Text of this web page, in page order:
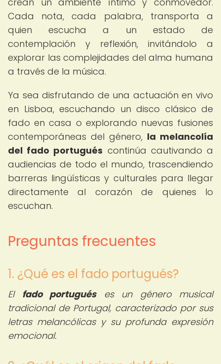
Cada nota, cada palabra, transporta a
quien escucha a un estado de
contemplación y reflexión, invitándolo a
explorar las complejidades del alma humana
a través de la música.
Ya sea disfrutando de una actuación en vivo
en Lisboa, escuchando un disco clásico de
fado en casa o explorando nuevas fusiones
contemporáneas del género, la melancolía
del fado portugués continúa cautivando a
audiencias de todo el mundo, trascendiendo
barreras lingüísticas y culturales para llegar
directamente al corazón de quienes lo
escuchan.
Preguntas frecuentes
1. ¿Qué es el fado portugués?
El fado portuguéses un género musical
tradicional de Portugal, caracterizado por sus
letras melancólicas y su profunda expresión
emocional.